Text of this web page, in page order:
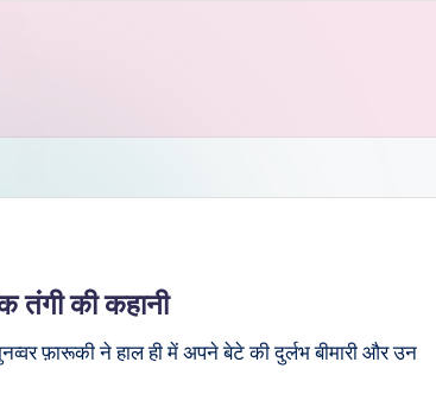
तंगी की कहानी
फ़ारूकी ने हाल ही में अपने बेटे की दुर्लभ बीमारी और उन